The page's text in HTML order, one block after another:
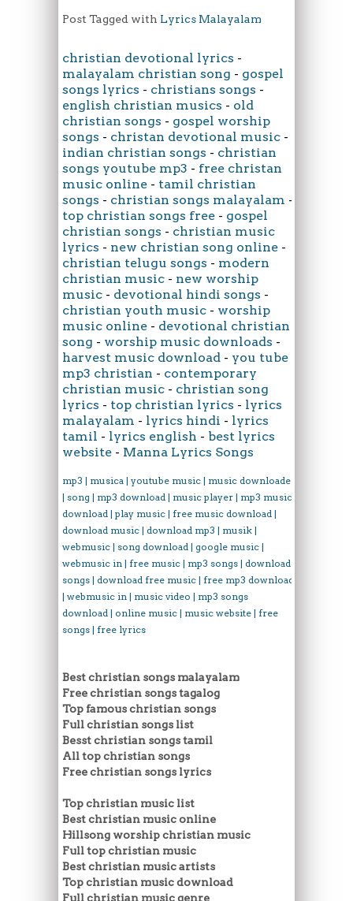
Post Tagged with Lyrics Malayalam
christian devotional lyrics -
malayalam christian song - gospel
songs lyrics - christians songs -
english christian musics - old
christian songs - gospel worship
songs - christan devotional music -
indian christian songs - christian
songs youtube mp3 - free christan
music online - tamil christian
songs - christian songs malayalam -
top christian songs free - gospel
christian songs - christian music
lyrics - new christian song online -
christian telugu songs - modern
christian music - new worship
music - devotional hindi songs -
christian youth music - worship
music online - devotional christian
song - worship music downloads -
harvest music download - you tube
mp3 christian - contemporary
christian music - christian song
lyrics - top christian lyrics - lyrics
malayalam - lyrics hindi - lyrics
tamil - lyrics english - best lyrics
website - Manna Lyrics Songs
mp3 | musica | youtube music | music downloader
| song | mp3 download | music player | mp3 music
download | play music | free music download |
download music | download mp3 | musik |
webmusic | song download | google music |
webmusic in | free music | mp3 songs | download
songs | download free music | free mp3 download
| webmusic in | music video | mp3 songs
download | online music | music website | free
songs | free lyrics
Best christian songs malayalam
Free christian songs tagalog
Top famous christian songs
Full christian songs list
Besst christian songs tamil
All top christian songs
Free christian songs lyrics
Top christian music list
Best christian music online
Hillsong worship christian music
Full top christian music
Best christian music artists
Top christian music download
Full christian music genre